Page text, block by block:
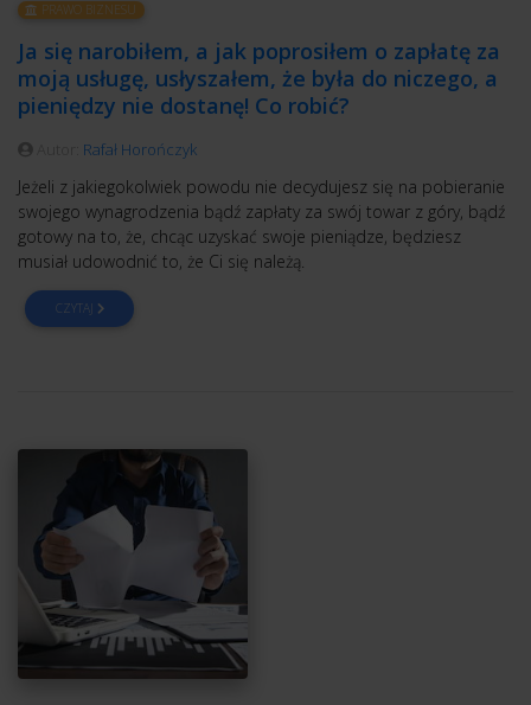
PRAWO BIZNESU
Ja się narobiłem, a jak poprosiłem o zapłatę za
moją usługę, usłyszałem, że była do niczego, a
pieniędzy nie dostanę! Co robić?
Rafał Horończyk
Jeżeli z jakiegokolwiek powodu nie decydujesz się na pobieranie
swojego wynagrodzenia bądź zapłaty za swój towar z góry, bądź
gotowy na to, że, chcąc uzyskać swoje pieniądze, będziesz
musiał udowodnić to, że Ci się należą.
CZYTAJ